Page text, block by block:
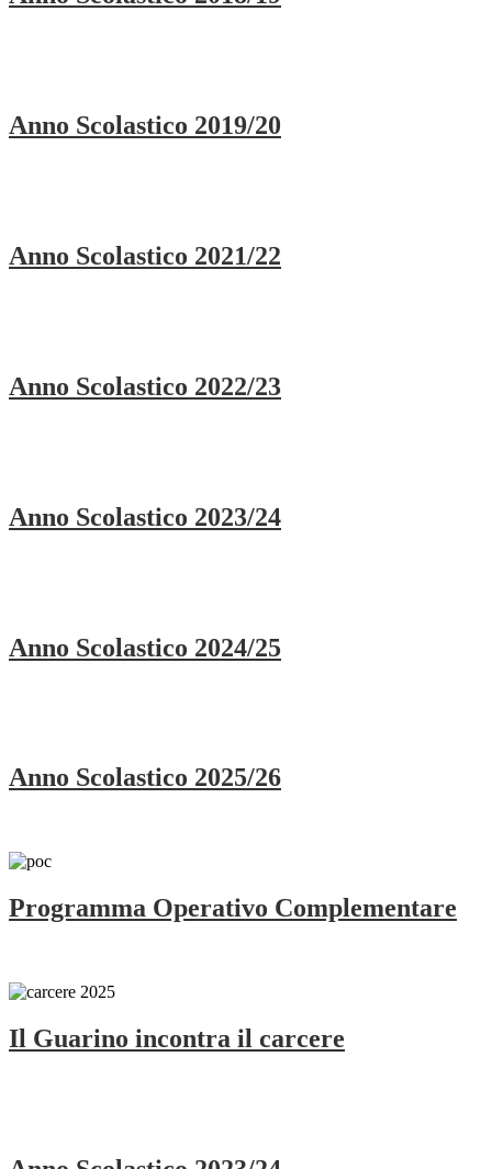
Anno Scolastico 2019/20
Anno Scolastico 2021/22
Anno Scolastico 2022/23
Anno Scolastico 2023/24
Anno Scolastico 2024/25
Anno Scolastico 2025/26
Programma Operativo Complementare
Il Guarino incontra il carcere